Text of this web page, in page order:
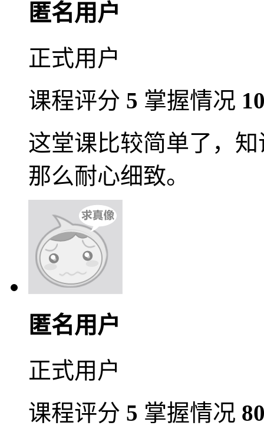
匿名用户
正式用户
课程评分 5 掌握情况
这堂课比较简单了，
那么耐心细致。
匿名用户
正式用户
课程评分 5 掌握情况